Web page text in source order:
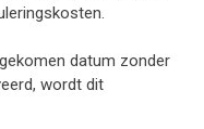
datum zonder
wordt dit